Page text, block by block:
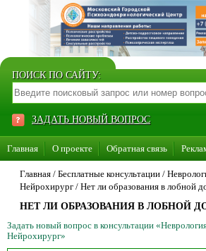
ПОИСК ПО САЙТУ:
ЗАДАТЬ НОВЫЙ ВОПРОС
Главная О проекте Обратная связь
Стать консультантом нашего сайта
Главная / Бесплатные консультации /
Нейрохирург / Нет ли образования в лобной
НЕТ ЛИ ОБРАЗОВАНИЯ В ЛОБНОЙ
Задать новый вопрос в консультации
Нейрохирург»